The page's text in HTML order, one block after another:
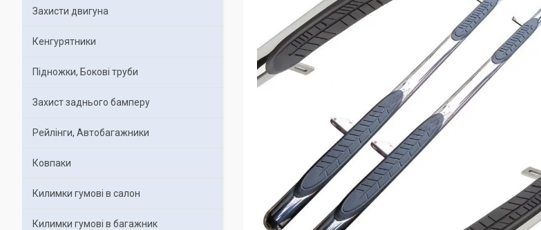
Захисти двигуна
Кенгурятники
Підножки, Бокові труби
Захист заднього бамперу
Рейлінги, Автобагажники
Ковпаки
Килимки гумові в салон
Килимки гумові в багажник